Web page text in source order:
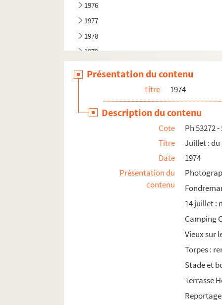
1976
1977
1978
1979
1983
Présentation du contenu
Titre 1974
Description du contenu
Cote
Ph 53272 -
Titre
Juillet : du
Date
1974
Présentation du
contenu
14 juillet :
Camping
Vieux sur
Torpes :
Stade et
Terrasse